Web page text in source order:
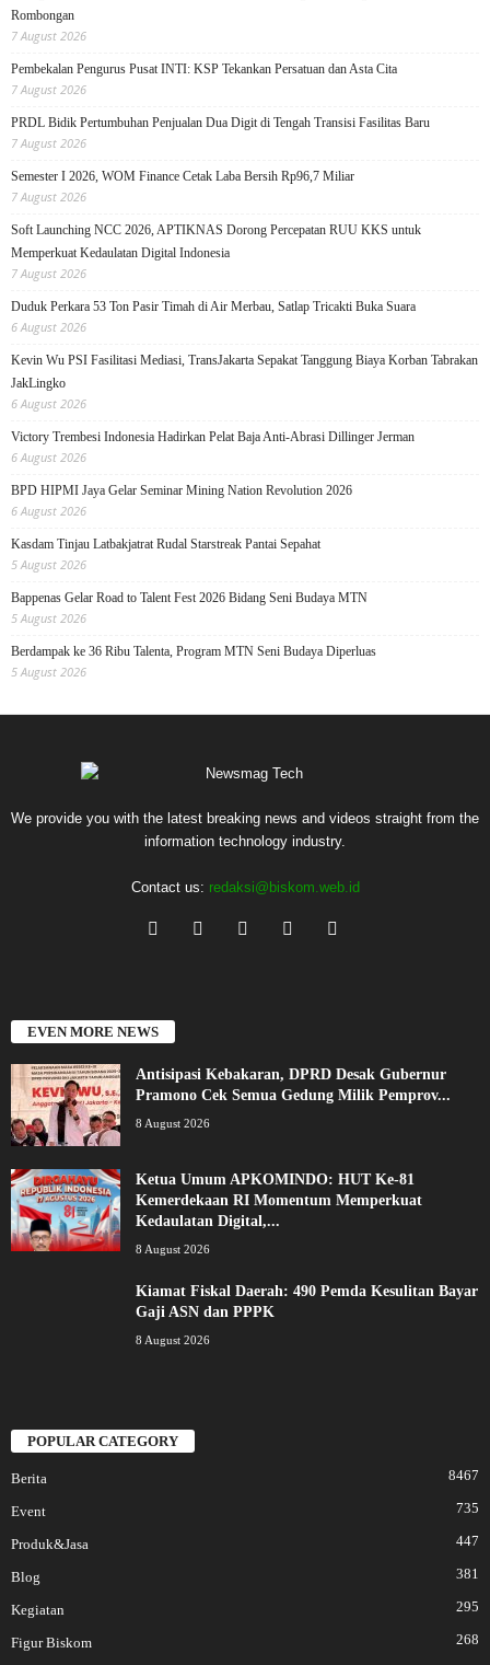
Rombongan
7 August 2026
Pembekalan Pengurus Pusat INTI: KSP Tekankan Persatuan dan Asta Cita
7 August 2026
PRDL Bidik Pertumbuhan Penjualan Dua Digit di Tengah Transisi Fasilitas Baru
7 August 2026
Semester I 2026, WOM Finance Cetak Laba Bersih Rp96,7 Miliar
7 August 2026
Soft Launching NCC 2026, APTIKNAS Dorong Percepatan RUU KKS untuk
Memperkuat Kedaulatan Digital Indonesia
7 August 2026
Duduk Perkara 53 Ton Pasir Timah di Air Merbau, Satlap Tricakti Buka Suara
6 August 2026
Kevin Wu PSI Fasilitasi Mediasi, TransJakarta Sepakat Tanggung Biaya Korban Tabrakan
JakLingko
6 August 2026
Victory Trembesi Indonesia Hadirkan Pelat Baja Anti-Abrasi Dillinger Jerman
6 August 2026
BPD HIPMI Jaya Gelar Seminar Mining Nation Revolution 2026
6 August 2026
Kasdam Tinjau Latbakjatrat Rudal Starstreak Pantai Sepahat
5 August 2026
Bappenas Gelar Road to Talent Fest 2026 Bidang Seni Budaya MTN
5 August 2026
Berdampak ke 36 Ribu Talenta, Program MTN Seni Budaya Diperluas
5 August 2026
We provide you with the latest breaking news and videos straight from the
information technology industry.
Contact us: redaksi@biskom.web.id
EVEN MORE NEWS
Antisipasi Kebakaran, DPRD Desak Gubernur
Pramono Cek Semua Gedung Milik Pemprov...
8 August 2026
Ketua Umum APKOMINDO: HUT Ke-81
Kemerdekaan RI Momentum Memperkuat
Kedaulatan Digital,...
8 August 2026
Kiamat Fiskal Daerah: 490 Pemda Kesulitan Bayar
Gaji ASN dan PPPK
8 August 2026
POPULAR CATEGORY
Berita 8467
Event 735
Produk&Jasa 447
Blog 381
Kegiatan 295
Figur Biskom
268